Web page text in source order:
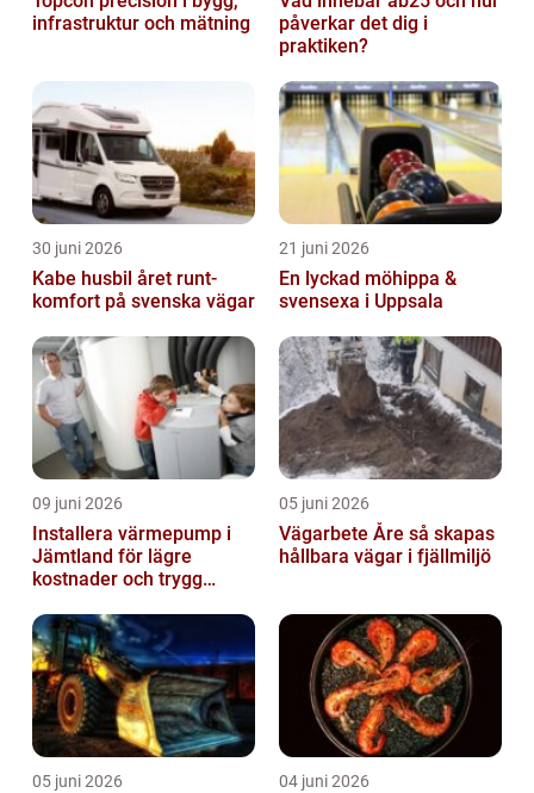
infrastruktur och mätning
påverkar det dig i
praktiken?
30 juni 2026
Kabe husbil året runt-
komfort på svenska vägar
21 juni 2026
En lyckad möhippa &
svensexa i Uppsala
09 juni 2026
Installera värmepump i
Jämtland för lägre
kostnader och trygg
05 juni 2026
Vägarbete Åre så skapas
hållbara vägar i fjällmiljö
05 juni 2026 04 juni 2026